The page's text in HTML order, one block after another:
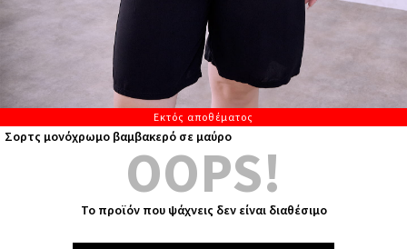
Εκτός αποθέματος
Σορτς μονόχρωμο βαμβακερό σε μαύρο
OOPS!
Το προϊόν που ψάχνεις δεν είναι διαθέσιμο